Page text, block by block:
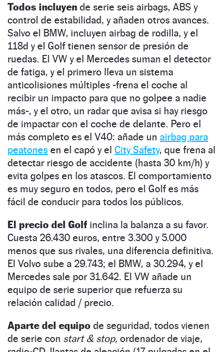
Todos incluyen de serie seis airbags, ABS y
control de estabilidad, y añaden otros avances.
Salvo el BMW, incluyen airbag de rodilla, y el
118d y el Golf tienen sensor de presión de
ruedas. El VW y el Mercedes suman el detector
de fatiga, y el primero lleva un sistema
anticolisiones múltiples -frena el coche al
recibir un impacto para que no golpee a nadie
más-, y el otro, un radar que avisa si hay riesgo
de impactar con el coche de delante. Pero el
más completo es el V40: añade un airbag para
peatones en el capó y el City Safety, que frena al
detectar riesgo de accidente (hasta 30 km/h) y
evita golpes en los atascos. El comportamiento
es muy seguro en todos, pero el Golf es más
fácil de conducir para todos los públicos.
El precio del Golf inclina la balanza a su favor.
Cuesta 26.430 euros, entre 3.300 y 5.000
menos que sus rivales, una diferencia definitiva.
El Volvo sube a 29.743; el BMW, a 30.294, y el
Mercedes sale por 31.642. El VW añade un
equipo de serie superior que refuerza su
relación calidad / precio.
Aparte del equipo de seguridad, todos vienen
de serie con start & stop, ordenador de viaje,